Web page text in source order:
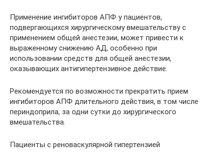
Применение ингибиторов АПФ у пациентов,
подвергающихся хирургическому вмешательству с
применением общей анестезии, может привести к
выраженному снижению АД, особенно при
использовании средств для общей анестезии,
оказывающих антигипертензивное действие.
Рекомендуется по возможности прекратить прием
ингибиторов АПФ длительного действия, в том числе
периндоприла, за одни сутки до хирургического
вмешательства.
Пациенты с реноваскулярной гипертензией